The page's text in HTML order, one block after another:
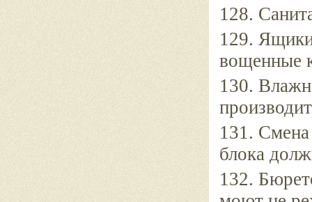
128.
129. Ящики
вощенные
130.
131. Смена
блока
132.